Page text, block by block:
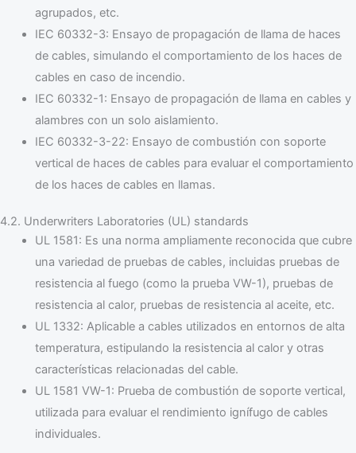
agrupados, etc.
IEC 60332-3: Ensayo de propagación de llama de haces
de cables, simulando el comportamiento de los haces de
cables en caso de incendio.
IEC 60332-1: Ensayo de propagación de llama en cables y
alambres con un solo aislamiento.
IEC 60332-3-22: Ensayo de combustión con soporte
vertical de haces de cables para evaluar el comportamiento
de los haces de cables en llamas.
4.2. Underwriters Laboratories (UL) standards
UL 1581: Es una norma ampliamente reconocida que cubre
una variedad de pruebas de cables, incluidas pruebas de
resistencia al fuego (como la prueba VW-1), pruebas de
resistencia al calor, pruebas de resistencia al aceite, etc.
UL 1332: Aplicable a cables utilizados en entornos de alta
temperatura, estipulando la resistencia al calor y otras
características relacionadas del cable.
UL 1581 VW-1: Prueba de combustión de soporte vertical,
utilizada para evaluar el rendimiento ignífugo de cables
individuales.